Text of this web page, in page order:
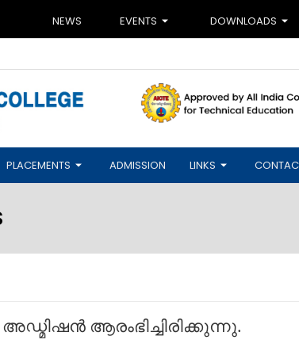
NEWS EVENTS DOWNLOADS
PLACEMENTS ADMISSION LINKS
ആരംഭിച്ചിരിക്കുന്നു.